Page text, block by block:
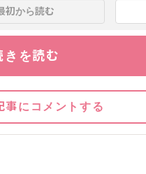
初から読む
きを読む
事にコメントする